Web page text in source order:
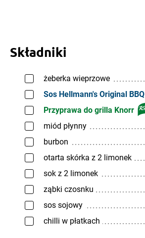
Składniki
żeberka wieprzowe
Sos Hellmann's Original BBQ
Przyprawa do grilla Knorr
miód płynny
burbon
otarta skórka z 2 limonek
sok z 2 limonek
ząbki czosnku
sos sojowy
chilli w płatkach